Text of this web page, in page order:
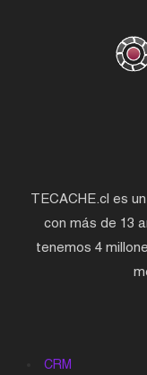
TECACHE.cl es
con más de 13
tenemos 4
CRM